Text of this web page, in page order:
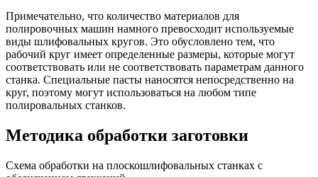
Примечательно, что количество материалов для
полировочных машин намного превосходит используемые
виды шлифовальных кругов. Это обусловлено тем, что
рабочий круг имеет определенные размеры, которые могут
соответствовать или не соответствовать параметрам данного
станка. Специальные пасты наносятся непосредственно на
круг, поэтому могут использоваться на любом типе
полировальных станков.
Методика обработки заготовки
Схема обработки на плоскошлифовальных станках с